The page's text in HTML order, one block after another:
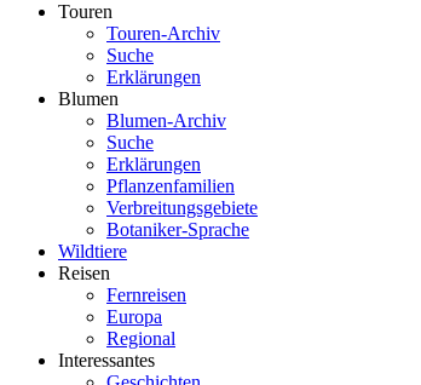
Touren
Touren-Archiv
Suche
Erklärungen
Blumen
Blumen-Archiv
Suche
Erklärungen
Pflanzenfamilien
Verbreitungsgebiete
Botaniker-Sprache
Wildtiere
Reisen
Fernreisen
Europa
Regional
Interessantes